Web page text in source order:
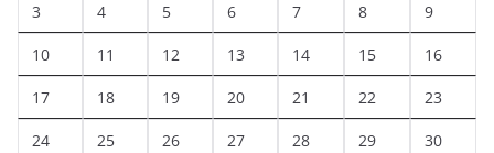
3 4 5 6 7 8 9
10 11 12 13 14 15 16
17 18 19 20 21 22 23
24 25 26 27 28 29 30